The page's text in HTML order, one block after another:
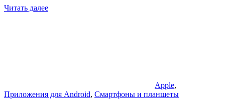
Читать далее
Apple,
Приложения для Android, Смартфоны и планшеты